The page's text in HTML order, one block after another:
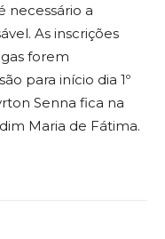
necessário a
As inscrições
forem
para início dia 1º
Senna fica na
Maria de Fátima.